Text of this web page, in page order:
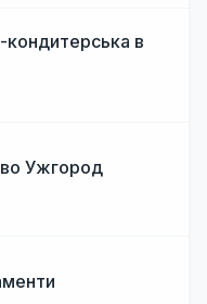
кондитерська в
Ужгород